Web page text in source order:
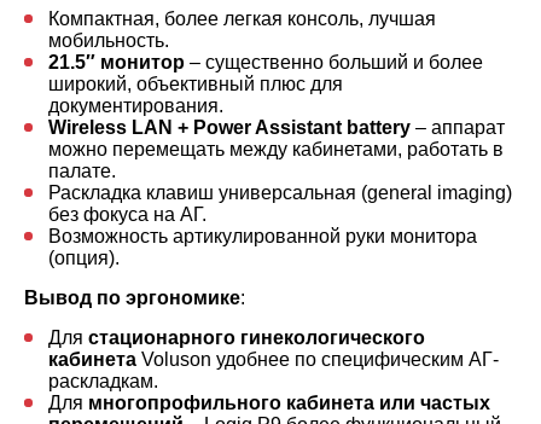
Компактная, более легкая консоль, лучшая
мобильность.
21.5″ монитор – существенно больший и более
широкий, объективный плюс для
документирования.
Wireless LAN + Power Assistant battery – аппарат
можно перемещать между кабинетами, работать в
палате.
Раскладка клавиш универсальная (general imaging)
без фокуса на АГ.
Возможность артикулированной руки монитора
(опция).
Вывод по эргономике:
Для стационарного гинекологического
кабинета Voluson удобнее по специфическим АГ-
раскладкам.
Для многопрофильного кабинета или частых